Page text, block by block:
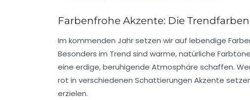
Farbenfrohe Akzente: Die
Im kommenden Jahr setzen wir auf lebendige
Besonders im Trend sind warme, natürliche
eine erdige, beruhigende Atmosphäre schaffen.
rot in verschiedenen Schattierungen Akzente
erzielen.